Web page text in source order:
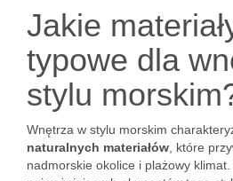
Jakie
typowe dla
stylu
Wnętrza w stylu morskim
naturalnych materiałów , które
nadmorskie okolice i plażowy